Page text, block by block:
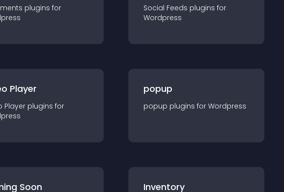
plugins for
Social Feeds plugins for
Wordpress
Player
Player plugins for
popup
popup plugins for Wordpress
Soon Inventory